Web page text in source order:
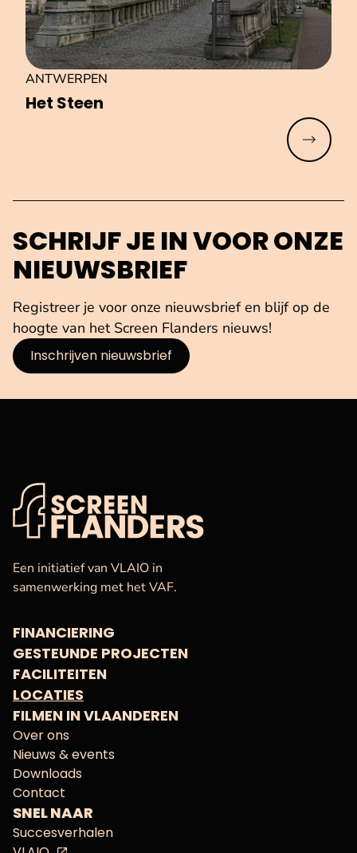
Het Steen
ANTWERPEN
Meer
SCHRIJF JE IN VOOR ONZE
NIEUWSBRIEF
Registreer je voor onze nieuwsbrief en blijf op de
hoogte van het Screen Flanders nieuws!
Inschrijven nieuwsbrief
VAF
Een initiatief van VLAIO in
samenwerking met het VAF.
FINANCIERING
GESTEUNDE PROJECTEN
FACILITEITEN
LOCATIES
FILMEN IN VLAANDEREN
Over ons
Nieuws & events
Downloads
Contact
SNEL NAAR
Succesverhalen